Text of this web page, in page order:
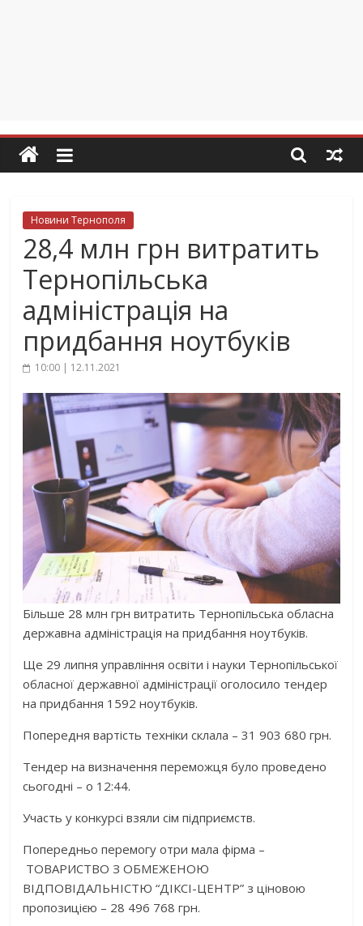
Новини Тернополя
28,4 млн грн витратить
Тернопільська
адміністрація на
придбання ноутбуків
10:00 | 12.11.2021
Більше 28 млн грн витратить Тернопільська обласна
державна адміністрація на придбання ноутбуків.
Ще 29 липня управління освіти і науки Тернопільської
обласної державної адміністрації оголосило тендер
на придбання 1592 ноутбуків.
Попередня вартість техніки склала – 31 903 680 грн.
Тендер на визначення переможця було проведено
сьогодні – о 12:44.
Участь у конкурсі взяли сім підприємств.
Попередньо перемогу отри мала фірма –
ТОВАРИСТВО З ОБМЕЖЕНОЮ
ВІДПОВІДАЛЬНІСТЮ “ДІКСІ-ЦЕНТР” з ціновою
пропозицією – 28 496 768 грн.